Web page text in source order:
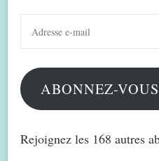
mail
ABONNEZ-VOUS
Rejoignez les 168 autres